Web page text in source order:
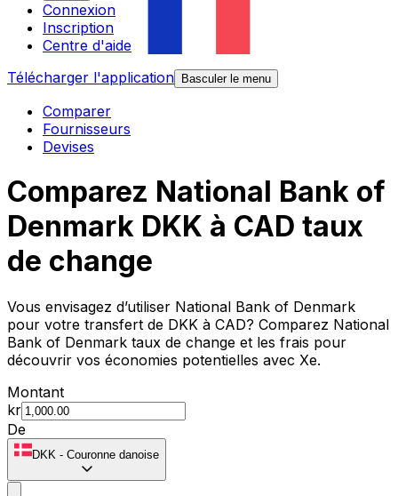
Connexion
Inscription
Centre d'aide
Télécharger l'application
Basculer le menu
Comparer
Fournisseurs
Devises
Comparez National Bank of
Denmark DKK à CAD taux
de change
Vous envisagez d’utiliser National Bank of Denmark
pour votre transfert de DKK à CAD? Comparez National
Bank of Denmark taux de change et les frais pour
découvrir vos économies potentielles avec Xe.
Montant
kr
De
DKK - Couronne danoise